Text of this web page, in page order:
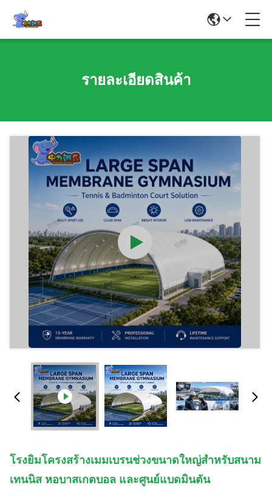
รายละเอียดสินค้า
โรงยิมโครงสร้างเมมเบรนช่วงขนาดใหญ่สำหรับสนาม
เทนนิส หอบาสเกตบอล และศูนย์แบดมินตัน